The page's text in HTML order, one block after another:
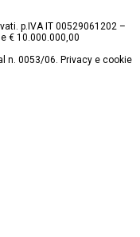
p.IVA IT 00529061202 –
€ 10.000.000,00
n. 0053/06. Privacy e cookie